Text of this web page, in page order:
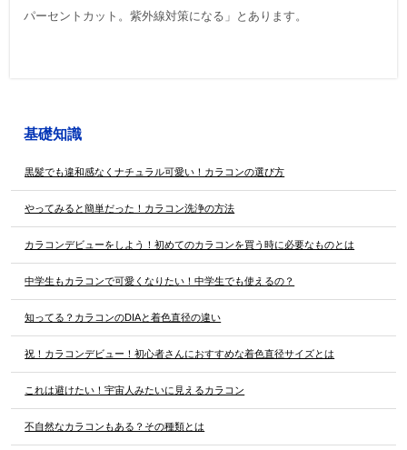
パーセントカット。紫外線対策になる」とあります。
基礎知識
黒髪でも違和感なくナチュラル可愛い！カラコンの選び方
やってみると簡単だった！カラコン洗浄の方法
カラコンデビューをしよう！初めてのカラコンを買う時に必要なものとは
中学生もカラコンで可愛くなりたい！中学生でも使えるの？
知ってる？カラコンのDIAと着色直径の違い
祝！カラコンデビュー！初心者さんにおすすめな着色直径サイズとは
これは避けたい！宇宙人みたいに見えるカラコン
不自然なカラコンもある？その種類とは